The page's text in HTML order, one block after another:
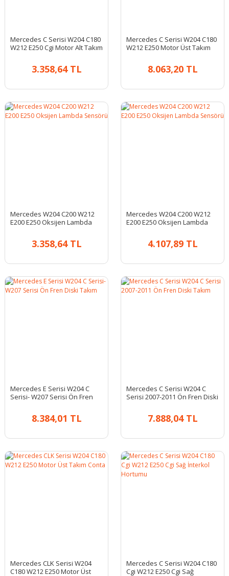
Mercedes C Serisi W204 C180
W212 E250 Cgi Motor Alt Takım
3.358,64 TL
Mercedes C Serisi W204 C180
W212 E250 Motor Üst Takım
8.063,20 TL
Mercedes W204 C200 W212
E200 E250 Oksijen Lambda
3.358,64 TL
Mercedes W204 C200 W212
E200 E250 Oksijen Lambda
4.107,89 TL
Mercedes E Serisi W204 C
Serisi- W207 Serisi Ön Fren
8.384,01 TL
Mercedes C Serisi W204 C
Serisi 2007-2011 Ön Fren Diski
7.888,04 TL
Mercedes CLK Serisi W204
C180 W212 E250 Motor Üst
Mercedes C Serisi W204 C180
Cgi W212 E250 Cgi Sağ